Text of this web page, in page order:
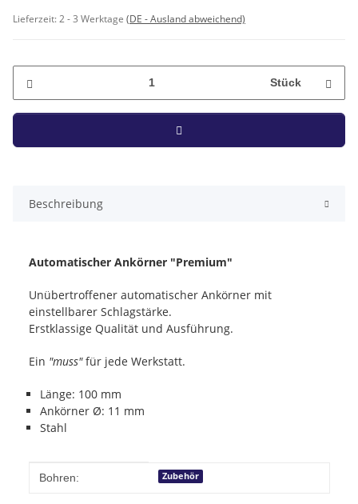
Lieferzeit:2 - 3 Werktage (DE - Ausland abweichend)
Stück
Beschreibung
Automatischer Ankörner "Premium"
Unübertroffener automatischer Ankörner mit
einstellbarer Schlagstärke.
Erstklassige Qualität und Ausführung.
Ein "muss"für jede Werkstatt.
Länge: 100 mm
Ankörner Ø: 11 mm
Stahl
Produkteigenschaft
Wert
Bohren: Zubehör